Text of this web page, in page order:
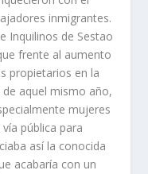
inmigrantes.
Inquilinos de Sestao
frente al aumento
propietarios en la
aquel mismo año,
mujeres
pública para
así la conocida
acabaría con un